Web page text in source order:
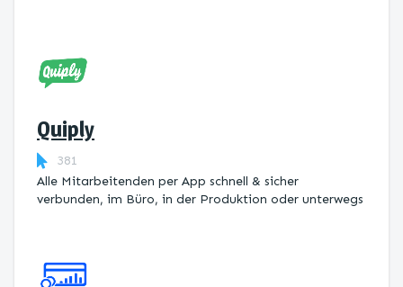
Quiply
381
Alle Mitarbeitenden per App schnell & sicher
verbunden, im Büro, in der Produktion oder unterwegs